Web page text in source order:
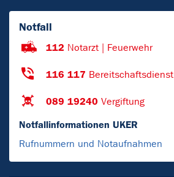
Notfall
112 Notarzt | Feuerwehr
116 117 Bereitschaftsdienst
089 19240 Vergiftung
Notfallinformationen UKER
Rufnummern und Notaufnahmen